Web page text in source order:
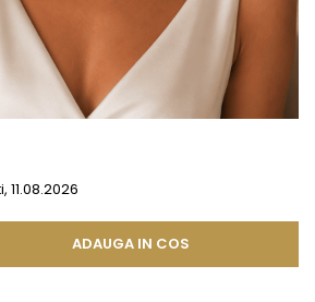
11.08.2026
ADAUGA IN COS